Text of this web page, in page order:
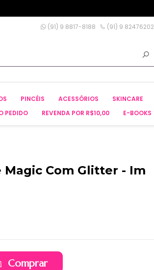
(91) 9 8817-8188 (91) 9 82476202
PINCÉIS ACESSÓRIOS SKINCARE
PEDIDO REVENDA POR R$10,00 E-BOOKS
Magic Com Glitter - Im
Comprar